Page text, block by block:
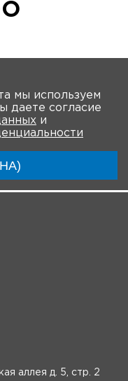
мы используем
даете согласие
и
аллея д. 5, стр. 2